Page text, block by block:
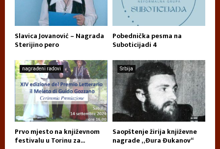
Slavica Jovanović – Nagrada
Sterijino pero
Pobednička pesma na
Suboticijadi 4
nagrađeni radovi
Prvo mjesto na književnom
festivalu u Torinu za...
Srbija
Saopštenje žirija književne
nagrade „Đura Đukanov“